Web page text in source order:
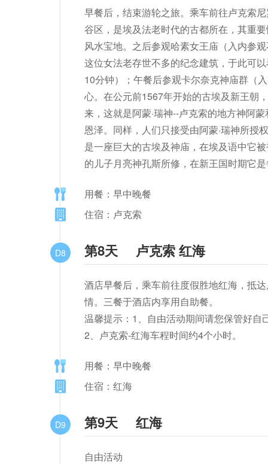
早餐后，结束游轮之旅。乘车前往卢克索
谷区，是埃及法老时代的古都所在，其重
风水宝地。之后参观哈素女王庙（入内参
这位女法老存世不多的纪念建筑，于此可
10分钟）；午餐后参观卡尔奈克神庙群（
心。在公元前1567年开始的古埃及新王朝
来，这就是阿蒙·瑞神--卢克索的地方神阿
恩泽。同样，人们只接受由阿蒙·瑞神所授
是一座巨大的古埃及神庙，在埃及语中它
的儿子月亮神孔斯所修，在新王国时期它
用餐：早中晚餐
住宿：卢克索
D8 第8天 卢克索 红海
酒店早餐后，乘车前往度假胜地红海，抵
情。三餐于酒店内享用自助餐。
温馨提示：1、自由活动期间请您保管好自
2、卢克索-红海车程时间约4个小时。
用餐：早中晚餐
住宿：红海
D9 第9天 红海
自由活动